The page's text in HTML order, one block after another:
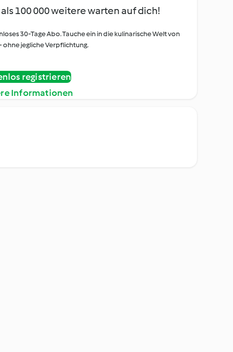
100 000 weitere warten auf dich!
30-Tage Abo. Tauche ein in die kulinarische Welt von
jegliche Verpflichtung.
registrieren
Informationen